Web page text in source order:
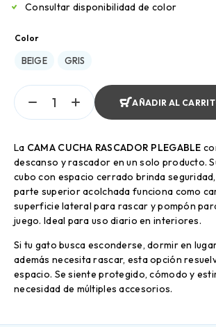
Consultar disponibilidad de color
Color
BEIGE GRIS
AÑADIR AL
La CAMA CUCHA RASCADOR PLEGABLE
descanso y rascador en un solo producto.
cubo con espacio cerrado brinda
parte superior acolchada funciona como
superficie lateral para rascar y pompón
juego. Ideal para uso diario en interiores.
Si tu gato busca esconderse, dormir en
además necesita rascar, esta opción
espacio. Se siente protegido, cómodo y
necesidad de múltiples accesorios.